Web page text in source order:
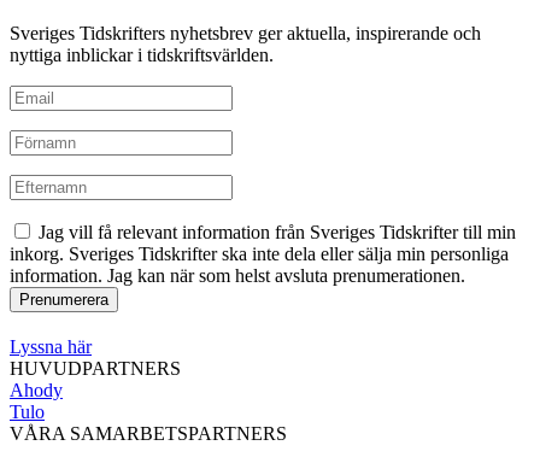
Sveriges Tidskrifters nyhetsbrev ger aktuella, inspirerande och
nyttiga inblickar i tidskriftsvärlden.
Jag vill få relevant information från Sveriges Tidskrifter till min
inkorg. Sveriges Tidskrifter ska inte dela eller sälja min personliga
information. Jag kan när som helst avsluta prenumerationen.
Lyssna här
HUVUDPARTNERS
Ahody
Tulo
VÅRA SAMARBETSPARTNERS